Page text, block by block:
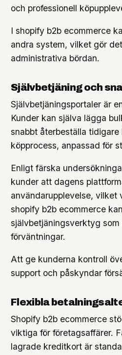
och professionell
I shopify b2b ecommerce
andra system, vilket gör
administrativa bördan.
Självbetjäning och
Självbetjäningsportaler är
Kunder kan själva lägga
snabbt återbeställa
köpprocess, anpassad för
Enligt färska
kunder att dagens
användarupplevelse, vilket
shopify b2b ecommerce
självbetjäningsverktyg
förväntningar.
Att ge kunderna kontroll
support och påskyndar
Flexibla
Shopify b2b ecommerce
viktiga för företagsaffärer.
lagrade kreditkort är